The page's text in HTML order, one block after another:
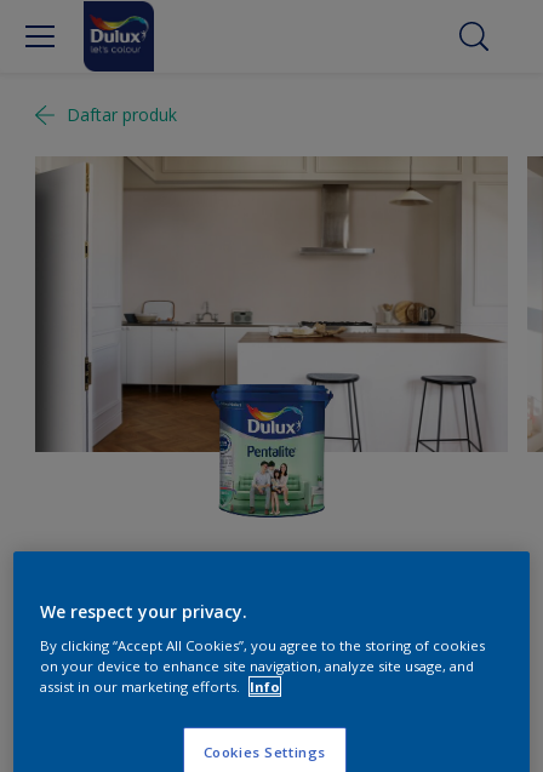
Daftar produk
Pink Suede
We respect your privacy.
By clicking “Accept All Cookies”, you agree to the storing of cookies
on your device to enhance site navigation, analyze site usage, and
assist in our marketing efforts.
Info
Cookies Settings